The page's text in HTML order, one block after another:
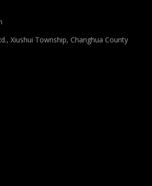
Xiushui Township, Changhua County